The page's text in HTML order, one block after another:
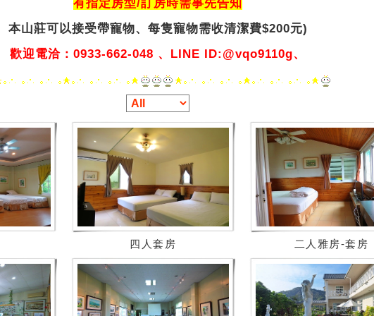
有指定房型/訂房時需事先告知
本山莊可以接受帶寵物、 每隻寵物需收清潔費$200元)
歡迎電洽：0933-662-048 、LINE ID:@vqo9110g、
四人套房 二人雅房-套房